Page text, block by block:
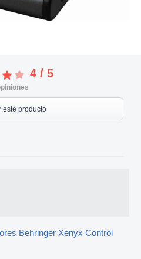
4 / 5
este producto
Behringer Xenyx Control